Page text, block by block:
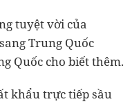
tuyệt vời của
Trung Quốc
Quốc cho biết thêm.
khẩu trực tiếp sầu